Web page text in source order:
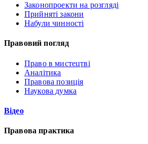
Законопроекти на розгляді
Прийняті закони
Набули чинності
Правовий погляд
Право в мистецтві
Аналітика
Правова позиція
Наукова думка
Відео
Правова практика